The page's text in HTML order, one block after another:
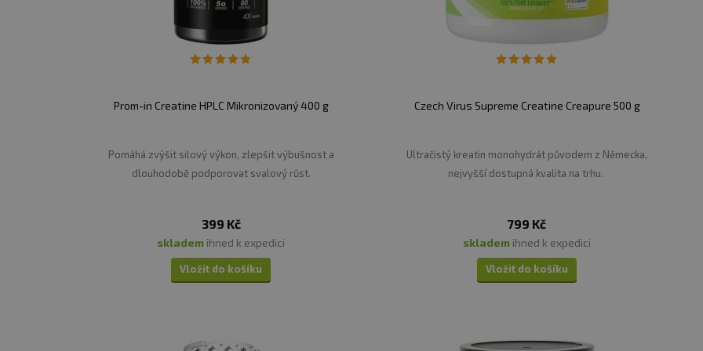
Prom-in Creatine HPLC Mikronizovaný 400 g
Pomáhá zvýšit silový výkon, zlepšit výbušnost a
dlouhodobě podporovat svalový růst.
399 Kč
skladem ihned k expedici
Vložit do košíku
Czech Virus Supreme Creatine Creapure 500 g
Ultračistý kreatin monohydrát původem z Německa,
nejvyšší dostupná kvalita na trhu.
799 Kč
skladem ihned k expedici
Vložit do košíku